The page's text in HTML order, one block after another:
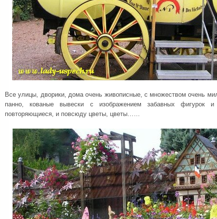
Все улицы, дворики, дома очень живописные, с множеством очень
панно, кованые вывески с изображением забавных фигурок
повторяющиеся, и повсюду цветы, цветы……